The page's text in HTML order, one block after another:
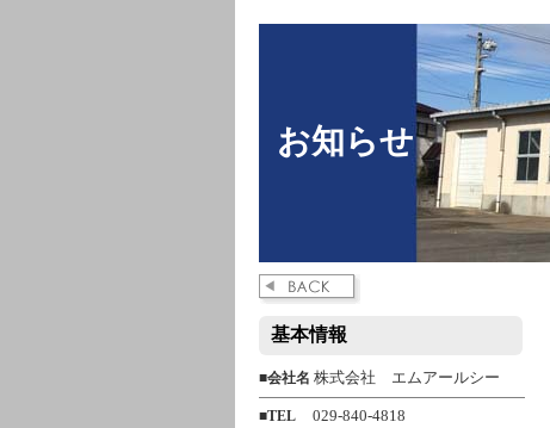
お知らせ
基本情報
■会社名 株式会社 エムアールシー
■TEL 029-840-4818